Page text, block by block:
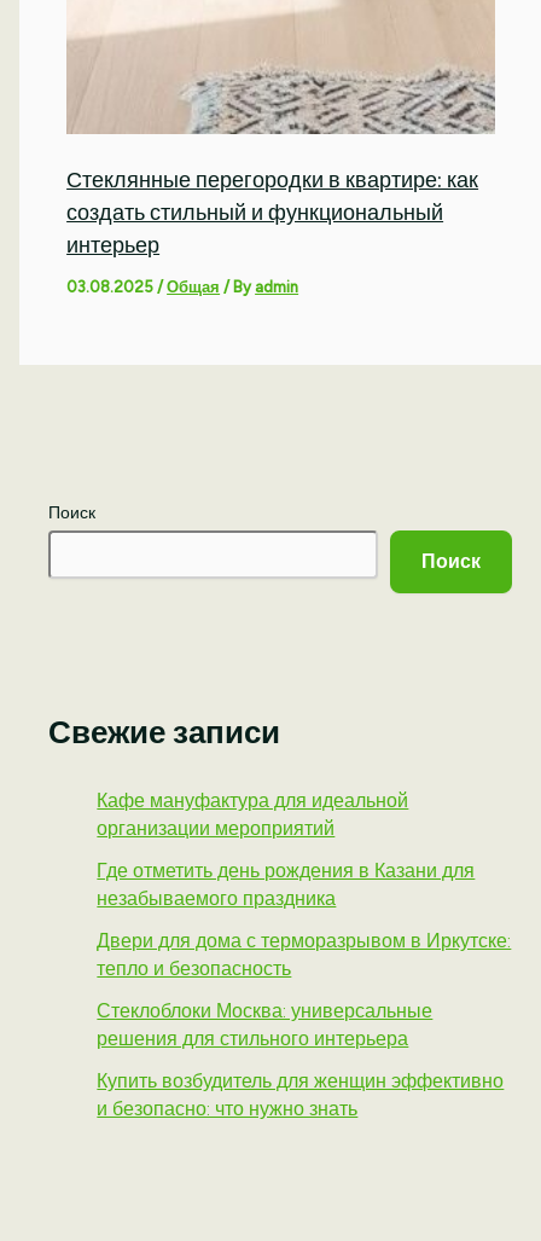
Поиск
Поиск
Свежие записи
Кафе мануфактура для идеальной
организации мероприятий
Где отметить день рождения в Казани для
незабываемого праздника
Двери для дома с терморазрывом в Иркутске:
тепло и безопасность
Стеклоблоки Москва: универсальные
решения для стильного интерьера
Купить возбудитель для женщин эффективно
и безопасно: что нужно знать
Стеклянные перегородки в квартире: как
создать стильный и функциональный
интерьер
03.08.2025/Общая / Byadmin